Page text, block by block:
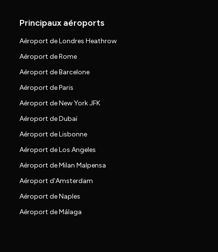
Principaux aéroports
Aéroport de Londres Heathrow
Aéroport de Rome
Aéroport de Barcelone
Aéroport de Paris
Aéroport de New York JFK
Aéroport de Dubaï
Aéroport de Lisbonne
Aéroport de Los Angeles
Aéroport de Milan Malpensa
Aéroport d'Amsterdam
Aéroport de Naples
Aéroport de Málaga